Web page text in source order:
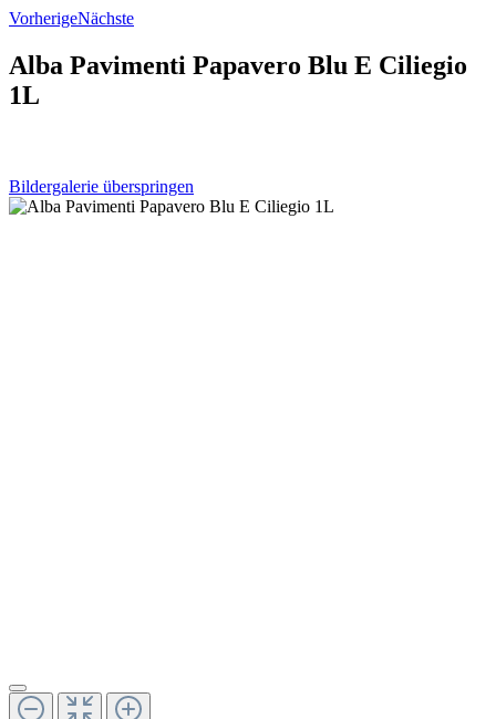
VorherigeNächste
Alba Pavimenti Papavero Blu E Ciliegio
1L
Bildergalerie überspringen